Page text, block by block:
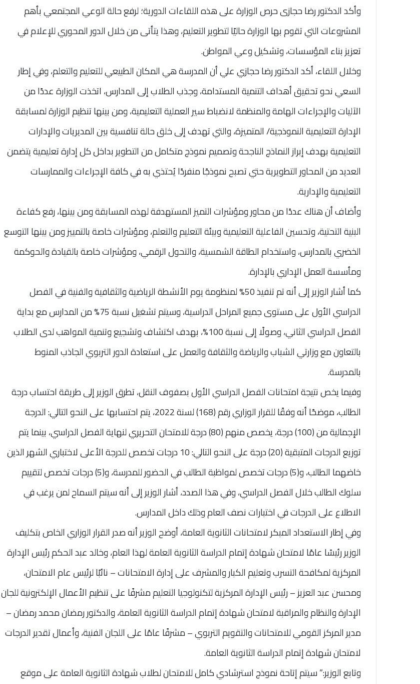
وأكد الدكتور رضا حجازى حرص الوزارة على هذه اللقاءات الدورية؛ لرفع حالة الوعي المجتمعي بأهم
المشروعات التي تقوم بها الوزارة حاليًا لتطوير التعليم، وهذا يتأتى من خلال الدور المحوري للإعلام في
تعزيز بناء المؤسسات، وتشكيل وعي المواطن.
وخلال اللقاء، أكد الدكتور رضا حجازي علي أن المدرسة هي المكان الطبيعي للتعليم والتعلم، وفي إطار
السعي نحو تحقيق أهداف التنمية المستدامة، وجذب الطلاب إلى المدارس، اتخذت الوزارة عددًا من
الآليات والإجراءات الهامة والمنظمة لانضباط سير العملية التعليمية، ومن بينها تنظيم الوزارة لمسابقة
الإدارة التعليمية النموذجية/ المتميزة، والتي تهدف إلى خلق حالة تنافسية بين المديريات والإدارات
التعليمية بهدف إبراز النماذج الناجحة وتصميم نموذج متكامل من التطوير بداخل كل إدارة تعليمية يتضمن
العديد من المحاور التطويرية حتي تصبح نموذجًا منفردًا يُحتذي به في كافة الإجراءات والممارسات
التعليمية والإدارية.
وأضاف أن هناك عددًا من محاور ومؤشرات التميز المستهدفة لهذه المسابقة ومن بينها، رفع كفاءة
البنية التحتية، وتحسين الفاعلية التعليمية وبيئة التعليم والتعلم، ومؤشرات خاصة بالتمييز ومن بينها التوسع
الخضري بالمدارس، واستخدام الطاقة الشمسية، والتحول الرقمي، ومؤشرات خاصة بالقيادة والحوكمة
ومأسسة العمل الإداري بالإدارة.
كما أشار الوزير إلى أنه تم تنفيذ 50% لمنظومة يوم الأنشطة الرياضية والثقافية والفنية في الفصل
الدراسي الأول على مستوى جميع المراحل الدراسية، وسيتم تشغيل نسبة 75% من المدارس مع بداية
الفصل الدراسي الثاني، وصولًا إلى نسبة 100%، بهدف اكتشاف وتشجيع وتنمية المواهب لدى الطلاب
بالتعاون مع وزارتي الشباب والرياضة والثقافة والعمل على استعادة الدور التربوي الجاذب المنوط
بالمدرسة.
وفيما يخص نتيجة امتحانات الفصل الدراسي الأول بصفوف النقل، تطرق الوزير إلى طريقة احتساب درجة
الطالب، موضحًا أنه وفقًا للقرار الوزاري رقم (168) لسنة 2022، يتم احتسابها على النحو التالي: الدرجة
الإجمالية من (100) درجة، يخصص منهم (80) درجة للامتحان التحريري لنهاية الفصل الدراسي، بينما يتم
توزيع الدرجات المتبقية (20) درجة على النحو التالي: 10 درجات تخصص للدرجة الأعلى لاختباري الشهر الذين
خاضهما الطالب، و(5) درجات تخصص لمواظبة الطالب في الحضور للمدرسة، و(5) درجات تخصص لتقييم
سلوك الطالب خلال الفصل الدراسي، وفي هذا الصدد، أشار الوزير إلى أنه سيتم السماح لمن يرغب في
الاطلاع على الدرجات في اختبارات نصف العام وذلك داخل المدارس.
وفي إطار الاستعداد المبكر لامتحانات الثانوية العامة، أوضح الوزير أنه صدر القرار الوزاري الخاص بتكليف
الوزير رئيسًا عامًا لامتحان شهادة إتمام الدراسة الثانوية العامة لهذا العام، وخالد عبد الحكم رئيس الإدارة
المركزية لمكافحة التسرب وتعليم الكبار والمشرف على إدارة الامتحانات – نائبًا لرئيس عام الامتحان،
ومحسن عبد العزيز – رئيس الإدارة المركزية لتكنولوجيا التعليم مشرفًا على تنظيم الأعمال الإلكترونية للجان
الإدارة والنظام والمراقبة لامتحان شهادة إتمام الدراسة الثانوية العامة، والدكتور رمضان محمد رمضان –
مدير المركز القومي للامتحانات والتقويم التربوي – مشرفًا عامًا على اللجان الفنية، وأعمال تقدير الدرجات
لامتحان شهادة إتمام الدراسة الثانوية العامة.
وتابع الوزير:” سيتم إتاحة نموذج استرشادي كامل للامتحان لطلاب شهادة الثانوية العامة على موقع